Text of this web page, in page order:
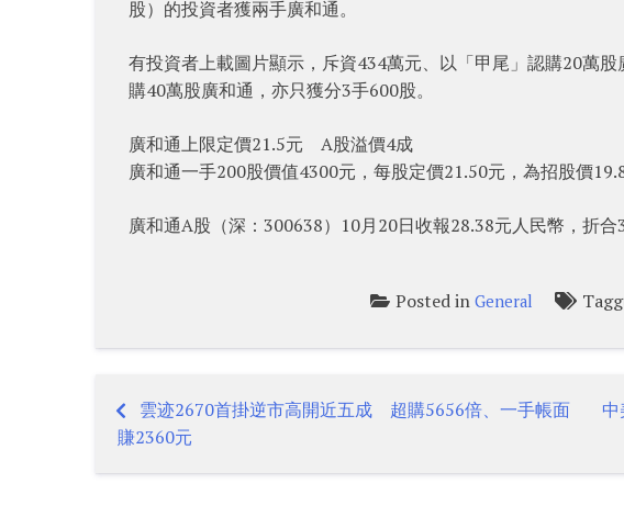
股）的投資者獲兩手廣和通。
有投資者上載圖片顯示，斥資434萬元、以「甲尾」認購20萬
購40萬股廣和通，亦只獲分3手600股。
廣和通上限定價21.5元 A股溢價4成
廣和通一手200股價值4300元，每股定價21.50元，為招股價
廣和通A股（深：300638）10月20日收報28.38元人民幣，折合
Posted in General
Post
navigation
雲迹2670首掛逆市高開近五成 超購5656倍、一手帳面
賺2360元